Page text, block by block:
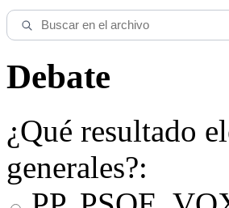
Debate
¿Qué resultado
generales?: